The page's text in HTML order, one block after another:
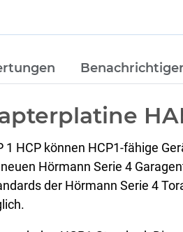
HCP können HCP1-fähige
Hörmann Serie 4
der Hörmann Serie 4